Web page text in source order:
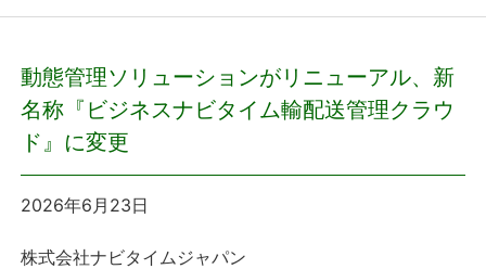
プレスリリース
おしらせ
動態管理ソリューションがリニューアル、新
名称『ビジネスナビタイム輸配送管理クラウ
ド』に変更
2026年6月23日
株式会社ナビタイムジャパン